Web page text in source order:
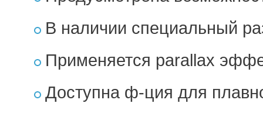
В наличии специальный
Применяется parallax
Доступна ф-ция для